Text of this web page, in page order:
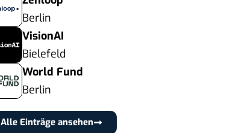
Berlin
VisionAI
Bielefeld
World Fund
Berlin
Alle Einträge ansehen